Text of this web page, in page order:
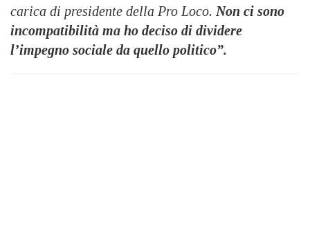
carica di presidente della Pro Loco. Non ci sono
incompatibilità ma ho deciso di dividere
l’impegno sociale da quello politico”.